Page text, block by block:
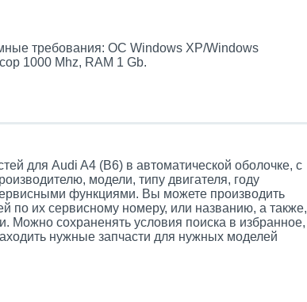
требования: ОС Windows XP/Windows
1000 Mhz, RAM 1 Gb.
для Audi A4 (B6) в автоматической оболочке, с
модели, типу двигателя, году
функциями. Вы можете производить
по их сервисному номеру, или названию, а также,
Можно сохраненять условия поиска в избранное,
нужные запчасти для нужных моделей